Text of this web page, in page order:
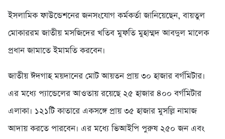
ইসলামিক ফাউন্ডেশনের জনসংযোগ কর্মকর্তা জানিয়েছেন, বায়তুল
মোকাররম জাতীয় মসজিদের খতিব মুফতি মুহাম্মদ আবদুল মালেক
প্রধান জামাতে ইমামতি করবেন।
জাতীয় ঈদগাহ ময়দানের মোট আয়তন প্রায় ৩০ হাজার বর্গমিটার।
এর মধ্যে প্যান্ডেলের আওতায় রয়েছে ২৫ হাজার ৪০০ বর্গমিটার
এলাকা। ১২১টি কাতারে একসঙ্গে প্রায় ৩৫ হাজার মুসল্লি নামাজ
আদায় করতে পারবেন। এর মধ্যে ভিআইপি পুরুষ ২৫০ জন এবং